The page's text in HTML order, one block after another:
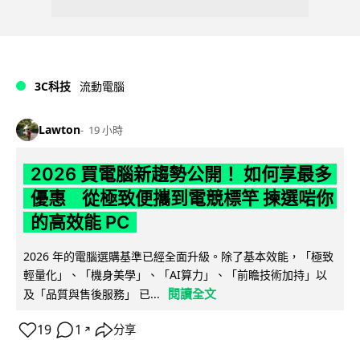
3C科技 流動電腦
Lawton 19 小時
2026 買電腦新趨勢公開！ 如何享最多
優惠 從極致便攜到電競標竿 揀選啱你
的高效能 PC
2026 年的電腦選購基準已經全面升級。除了基本效能，「極致
輕量化」、「機身美學」、「AI算力」、「前瞻技術加持」以
及「品質與售後服務」 已...
閱讀全文
19 1 ↗ 分享